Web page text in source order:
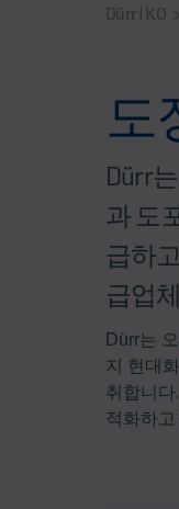
Dürr | KO
도
Dürr
과 도
급하
급업
Dürr는
지 현대
취합니
적화하